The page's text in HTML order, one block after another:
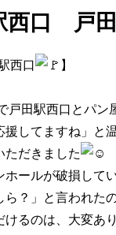
西口 戸
西口
】
戸田駅西口とパン
援してますね」
だきました
ールが破損して
？」と言われた
るのは、大変あ